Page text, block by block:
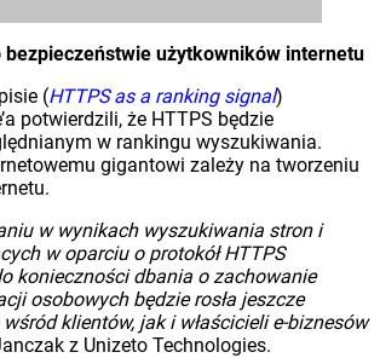
bezpieczeństwie użytkowników internetu
(HTTPS as a ranking signal)
potwierdzili, że HTTPS będzie
w rankingu wyszukiwania.
gigantowi zależy na tworzeniu
w wynikach wyszukiwania stron i
w oparciu o protokół HTTPS
konieczności dbania o zachowanie
osobowych będzie rosła jeszcze
wśródklientów, jak i właścicieli e-biznesów
z Unizeto Technologies.